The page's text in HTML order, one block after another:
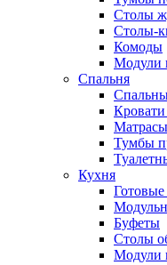
Столы
Столы-
Комоды
Модули
Спальня
Матрасы
Тумбы
Кухня
Буфеты
Столы
Модули